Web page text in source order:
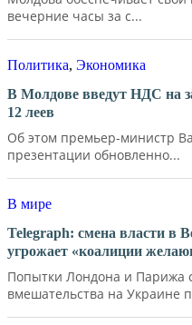
вечерние часы за с...
Политика, Экономика
В Молдове введут НДС на
12 леев
Об этом премьер-министр
презентации обновленно...
В мире
Telegraph: смена власти в
угрожает «коалиции
Попытки Лондона и Парижа
вмешательства на Украине